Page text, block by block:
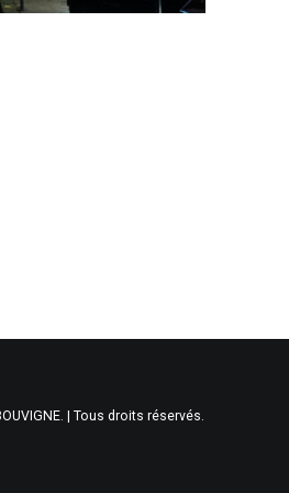
| Tous droits réservés.